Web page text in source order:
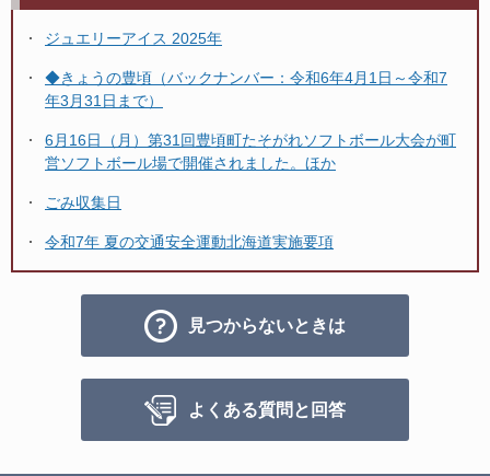
ジュエリーアイス 2025年
◆きょうの豊頃（バックナンバー：令和6年4月1日～令和7
年3月31日まで）
6月16日（月）第31回豊頃町たそがれソフトボール大会が町
営ソフトボール場で開催されました。ほか
ごみ収集日
令和7年 夏の交通安全運動北海道実施要項
見つからないときは
よくある質問と回答